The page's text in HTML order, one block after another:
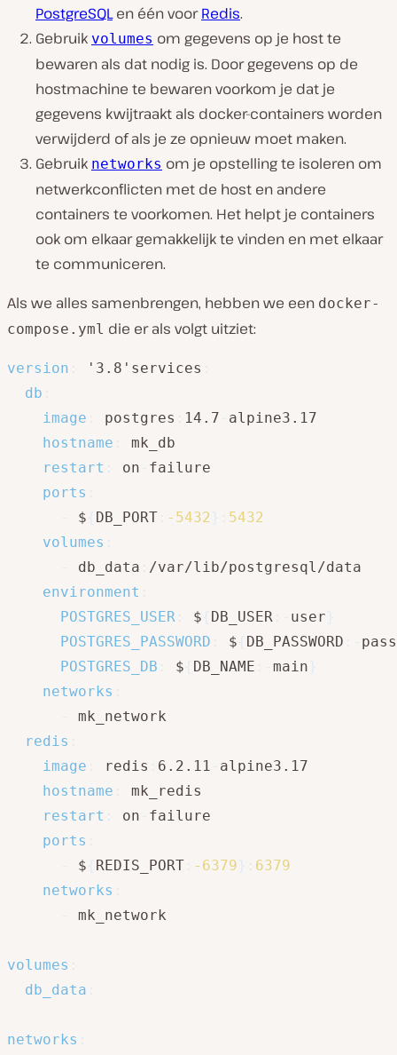
PostgreSQLen één voorRedis.
Gebruik volumes om gegevens op je host te
bewaren als dat nodig is. Door gegevens op de
hostmachine te bewaren voorkom je dat je
gegevens kwijtraakt als docker-containers worden
verwijderd of als je ze opnieuw moet maken.
Gebruik networks om je opstelling te isoleren om
netwerkconflicten met de host en andere
containers te voorkomen. Het helpt je containers
ook om elkaar gemakkelijk te vinden en met elkaar
te communiceren.
Als we alles samenbrengen, hebben we een docker-
compose.yml die er als volgt uitziet:
version '3.8'services
db
image
postgres 14.7
alpine3.17
hostname
mk_db
restart
on
failure
ports
$ DB_PORT -5432
5432
volumes
db_data
/var/lib/postgresql/data
environment
POSTGRES_USER
$ DB_USER user
POSTGRES_PASSWORD
$ DB_PASSWORD
POSTGRES_DB
$ DB_NAME main
networks
mk_network
redis
image
redis 6.2.11
alpine3.17
hostname
mk_redis
restart
on
failure
ports
$ REDIS_PORT -6379
6379
networks
mk_network
volumes
db_data
networks